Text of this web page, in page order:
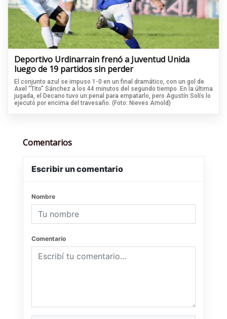
Deportivo Urdinarrain frenó a Juventud Unida
luego de 19 partidos sin perder
El conjunto azul se impuso 1-0 en un final dramático, con un gol de
Axel “Tito” Sánchez a los 44 minutos del segundo tiempo. En la última
jugada, el Decano tuvo un penal para empatarlo, pero Agustín Solís lo
ejecutó por encima del travesaño. (Foto: Nieves Arnold)
Comentarios
Escribir un comentario
Nombre
Comentario